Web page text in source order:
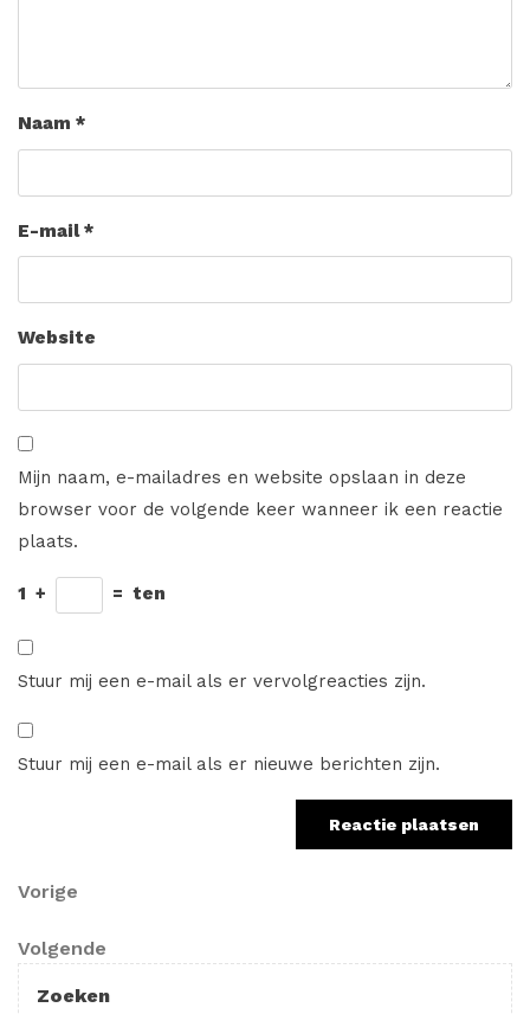
Naam *
E-mail*
Website
Mijn naam, e-mailadres en website opslaan in deze
browser voor de volgende keer wanneer ik een reactie
plaats.
1 + = ten
Stuur mij een e-mail als er vervolgreacties zijn.
Stuur mij een e-mail als er nieuwe berichten zijn.
Berichtnavigatie
Vorig
Vorige
Volgend
bericht
Volgende
Zoeken